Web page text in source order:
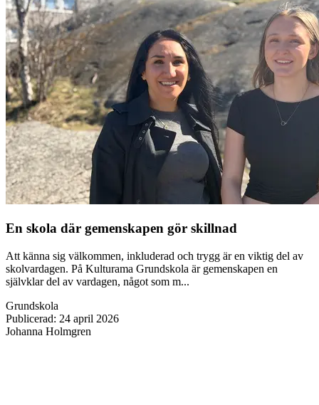
En skola där gemenskapen gör skillnad
Att känna sig välkommen, inkluderad och trygg är en viktig del av
skolvardagen. På Kulturama Grundskola är gemenskapen en
självklar del av vardagen, något som m...
Grundskola
Publicerad: 24 april 2026
Johanna Holmgren